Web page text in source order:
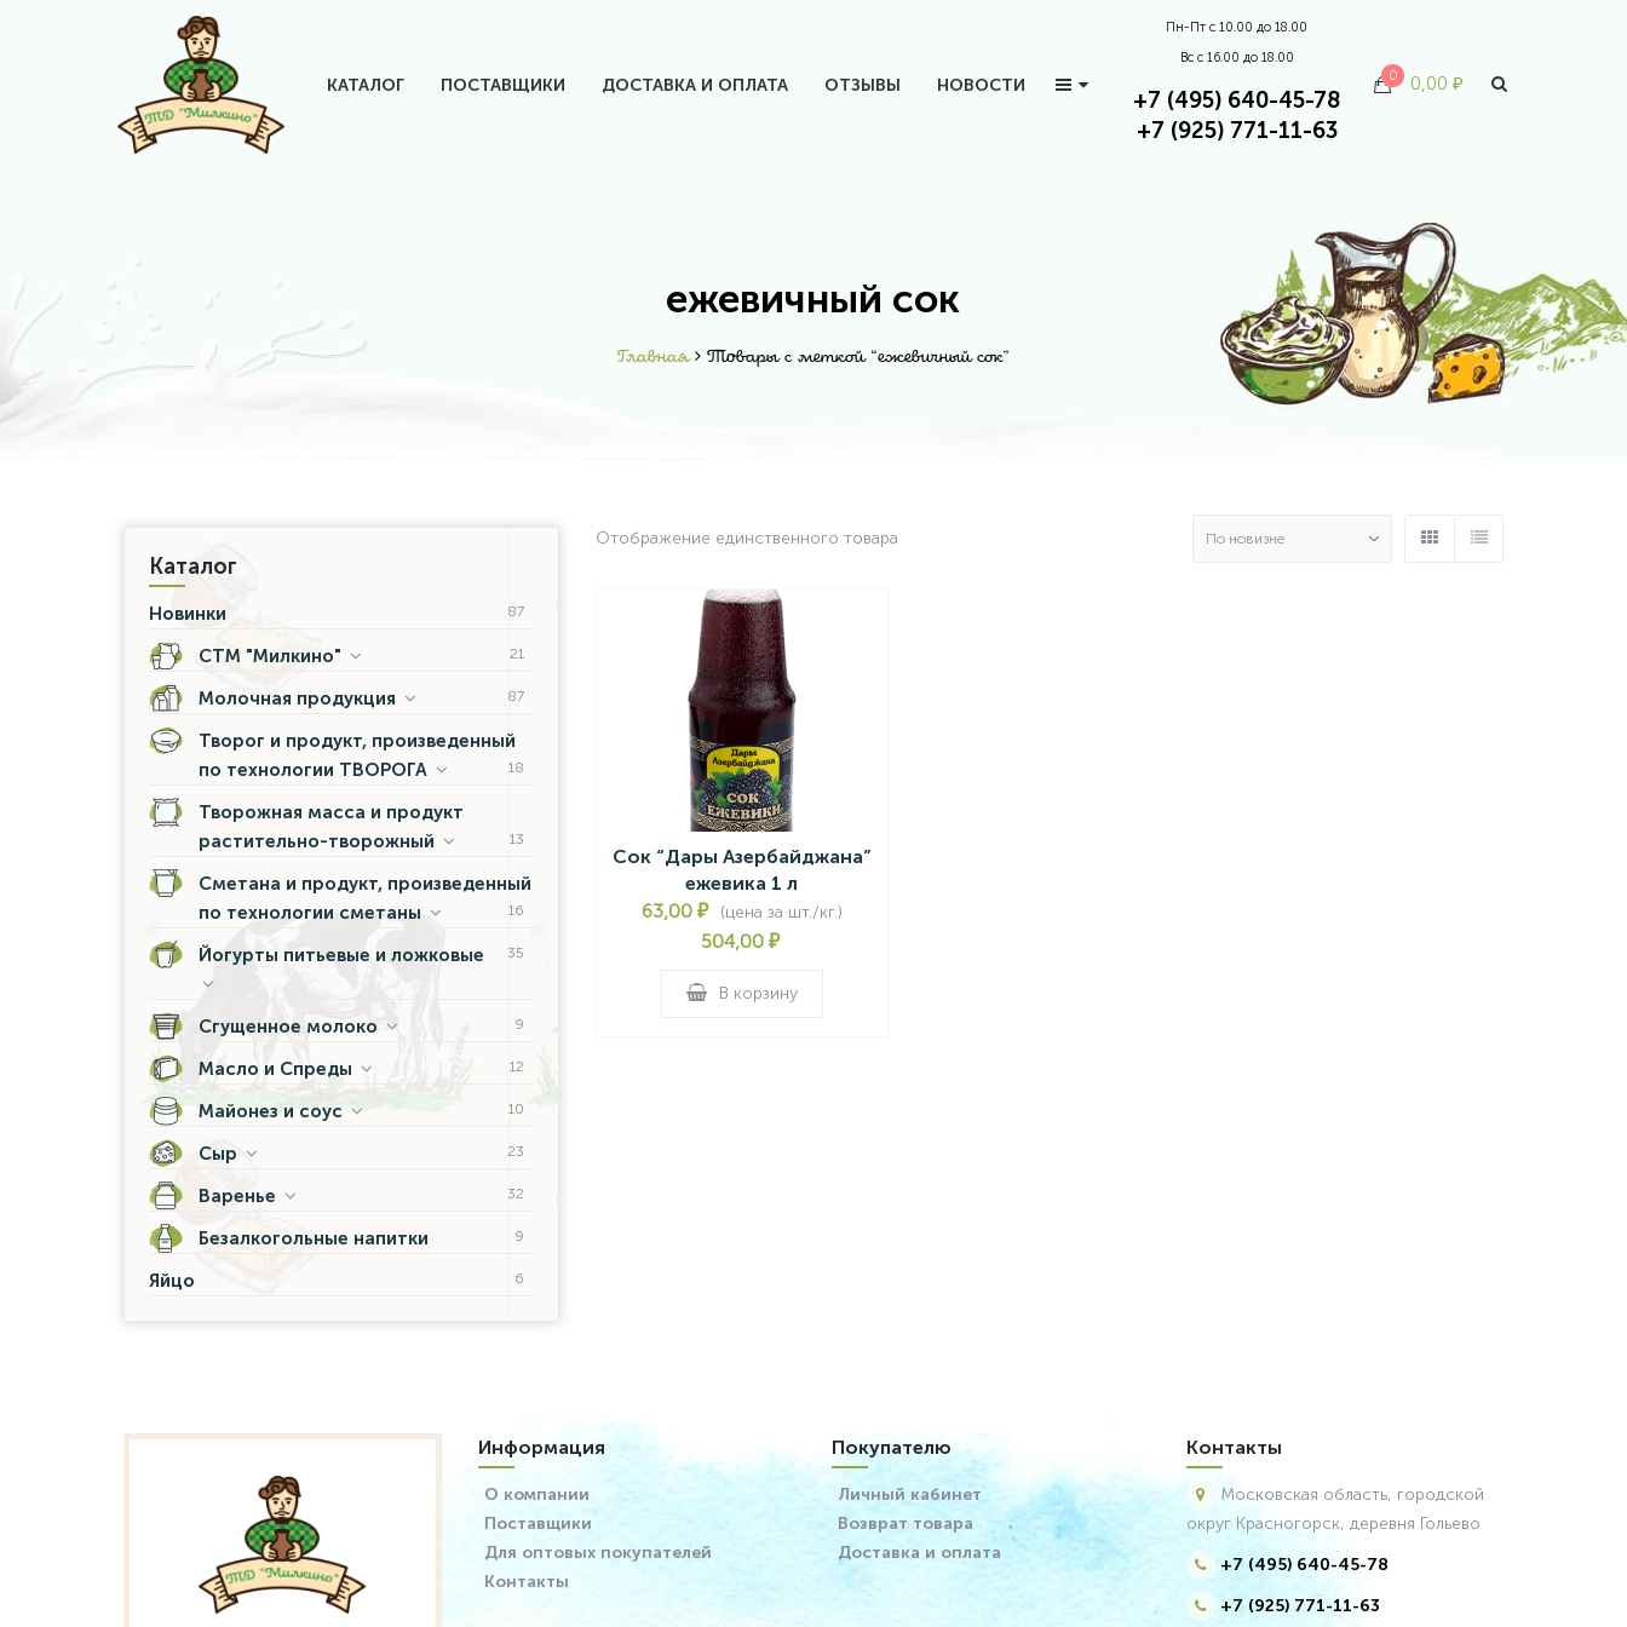
КАТАЛОГ ПОСТАВЩИКИ ДОСТАВКА И ОПЛАТА ОТЗЫВЫ НОВОСТИ
Пн-Пт с 10.00 до 18.00
Вс с 16.00 до 18.00
+7 (495) 640-45-78
+7 (925) 771-11-63
0 0,00 ₽
ежевичный сок
Главная Товары с меткой “ежевичный сок”
Отображение единственного товара
Сок “Дары Азербайджана”
ежевика 1 л
63,00 ₽ (цена за шт./кг.)
504,00 ₽
В корзину
Каталог
Новинки 87
СТМ "Милкино" 21
Молочная продукция 87
Творог и продукт, произведенный
по технологии ТВОРОГА
18
Творожная масса и продукт
растительно-творожный
13
Сметана и продукт, произведенный
по технологии сметаны
16
Йогурты питьевые и ложковые 35
Сгущенное молоко 9
Масло и Спреды 12
Майонез и соус 10
Сыр 23
Варенье 32
Безалкогольные напитки 9
Яйцо 6
Информация
О компании
Поставщики
Для оптовых покупателей
Контакты
Покупателю
Личный кабинет
Возврат товара
Доставка и оплата
Контакты
Московская область, городской
округ Красногорск, деревня Гольево
+7 (495) 640-45-78
+7 (925) 771-11-63